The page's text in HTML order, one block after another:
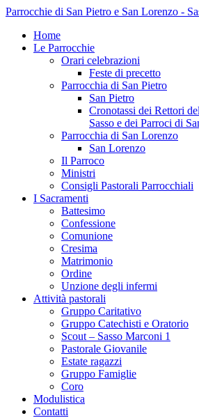
Parrocchie di San Pietro e San Lorenzo -
Home
Le Parrocchie
Orari celebrazioni
Feste di precetto
Parrocchia di San Pietro
San Pietro
Cronotassi dei Rettori
Sasso e dei Parroci di
Parrocchia di San Lorenzo
San Lorenzo
Il Parroco
Ministri
Consigli Pastorali Parrocchiali
I Sacramenti
Battesimo
Confessione
Comunione
Cresima
Matrimonio
Ordine
Unzione degli infermi
Attività pastorali
Gruppo Caritativo
Gruppo Catechisti e Oratorio
Scout – Sasso Marconi 1
Pastorale Giovanile
Estate ragazzi
Gruppo Famiglie
Coro
Modulistica
Contatti